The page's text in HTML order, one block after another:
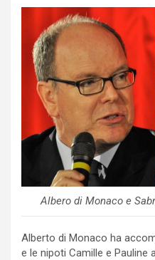
Albero di Monaco e
Alberto di Monaco ha
e le nipoti Camille e Pauline